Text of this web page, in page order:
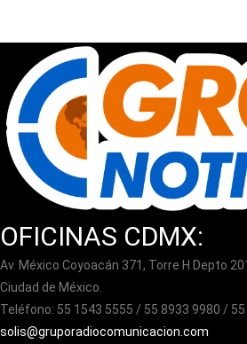
OFICINAS CDMX:
Av. México Coyoacán 371, Torre H Depto
Ciudad de México.
Teléfono: 55 1543 5555 / 55 8933 9980 /
solis@gruporadiocomunicacion.com